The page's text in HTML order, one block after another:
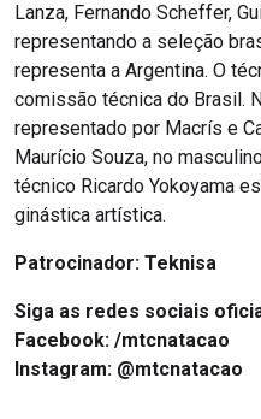
Lanza, Fernando Scheffer,
representando a seleção
representa a Argentina. O
comissão técnica do Brasil.
representado por Macrís e
Maurício Souza, no
técnico Ricardo Yokoyama
ginástica artística.
Patrocinador: Teknisa
Siga as redes sociais
Facebook: /mtcnatacao
Instagram: @mtcnatacao